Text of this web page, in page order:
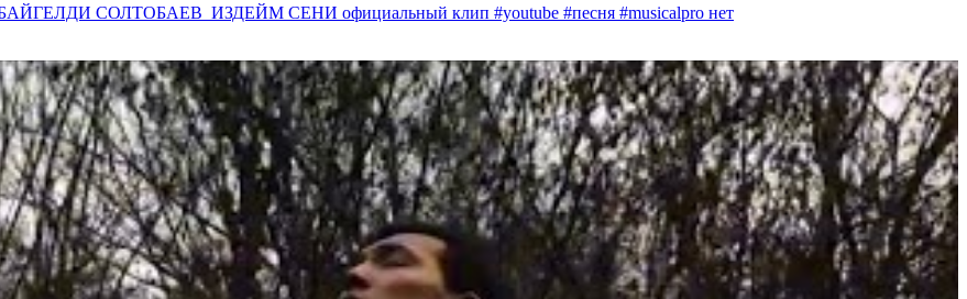
БАЙГЕЛДИ СОЛТОБАЕВ_ИЗДЕЙМ СЕНИ официальный клип #youtube #песня #musicalpro нет